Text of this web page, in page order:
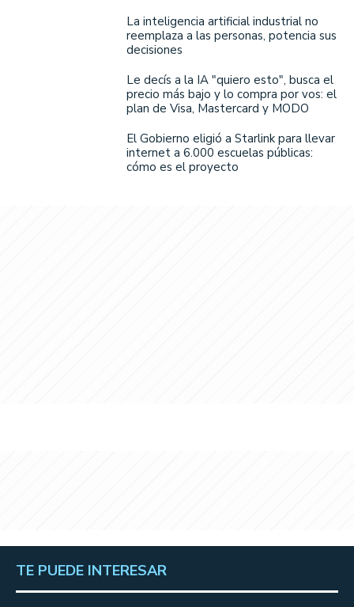
La inteligencia artificial industrial no
reemplaza a las personas, potencia sus
decisiones
Le decís a la IA "quiero esto", busca el
precio más bajo y lo compra por vos: el
plan de Visa, Mastercard y MODO
El Gobierno eligió a Starlink para llevar
internet a 6.000 escuelas públicas:
cómo es el proyecto
TE PUEDE INTERESAR